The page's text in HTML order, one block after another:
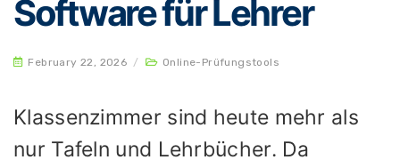
Software für Lehrer
February 22, 2026 / Online-Prüfungstools
Klassenzimmer sind heute mehr als
nur Tafeln und Lehrbücher. Da